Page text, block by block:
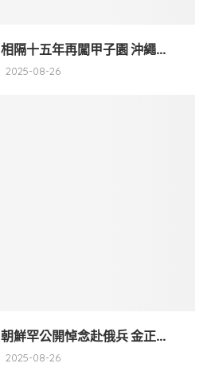
隔十五年再闖甲子園 沖繩...
2025-08-26
鮮罕公開悼念赴俄兵 金正...
2025-08-26